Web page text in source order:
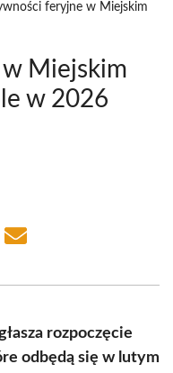
feryjne w Miejskim
Miejskim
w 2026
Share
rozpoczęcie
odbędą się w lutym